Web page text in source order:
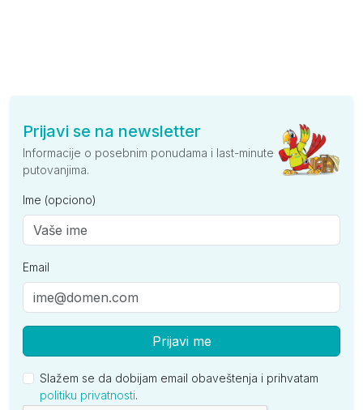
Prijavi se na newsletter
Informacije o posebnim ponudama i last-minute
putovanjima.
Ime (opciono)
Email
Prijavi me
Slažem se da dobijam email obaveštenja i prihvatam
politiku privatnosti.